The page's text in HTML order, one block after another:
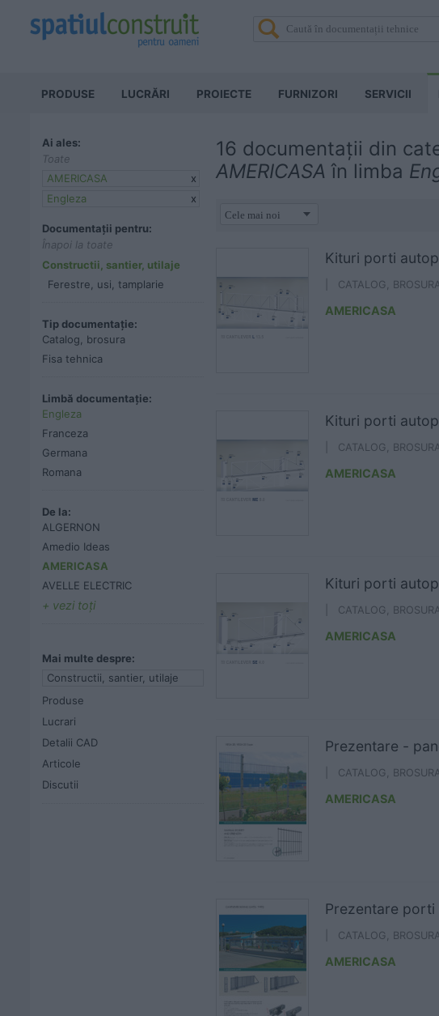
PRODUSE LUCRĂRI PROIECTE FURNIZORI SERVICII
Ai ales:
Toate
x
AMERICASA
x
Engleza
Documentații pentru:
Înapoi la toate
Constructii, santier, utilaje
Ferestre, usi, tamplarie
Tip documentație:
Catalog, brosura
Fisa tehnica
Limbă documentație:
Engleza
Franceza
Germana
Romana
De la:
ALGERNON
Amedio Ideas
AMERICASA
AVELLE ELECTRIC
vezi toţi
Mai multe despre:
Constructii, santier, utilaje
Produse
Lucrari
Detalii CAD
Articole
Discutii
16 documentații din
AMERICASA în limba
Kituri porti
| CATALOG,
AMERICASA
Kituri porti
| CATALOG,
AMERICASA
Kituri porti
| CATALOG,
AMERICASA
Prezentare -
| CATALOG,
AMERICASA
Prezentare
| CATALOG,
AMERICASA